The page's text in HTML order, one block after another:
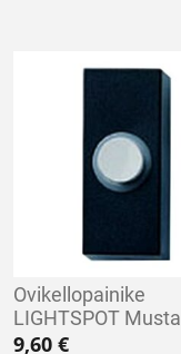
Ovikellopainike
LIGHTSPOT Musta
9,60 €